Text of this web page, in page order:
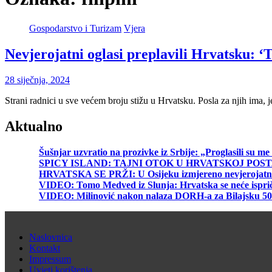
Gospodarstvo i Turizam Vjera
Nevjerojatni oglasi preplavili Hrvatsku:
28 siječnja, 2024
Strani radnici u sve većem broju stižu u Hrvatsku. Posla za njih
Aktualno
Šušnjar uzvratio na prozivke iz Srbije: „Proglasili su
SPICY ISLAND: TAJNI OTOK U HRVATSKOJ
HRVATSKA SE PRŽI: U Osijeku izmjereno
VIDEO: Tomo Medved iz Slunja: Hrvatska se neće
VIDEO: Milinović nakon nalaza DORH-a za Bilajsku
Naslovnica
Kontakt
Impressum
Uvjeti korištenja